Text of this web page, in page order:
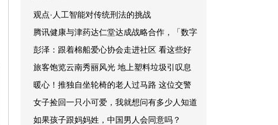
观点·人工智能对传统刑法的挑战
腾讯健康与津药达仁堂达成战略合作，「数字
彭泽：跟着棉船爱心协会走进社区 看这些好
旅客饱览云南秀丽风光 地上塑料垃圾引叹息
暖心！推独自坐轮椅的老人过马路 这位交警
女子捡回一只小可爱，我就想问有多少人知道
如果孩子跟妈妈姓，中国男人会同意吗？